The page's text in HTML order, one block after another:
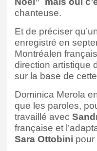
chanteuse.
Et de préciser
enregistré en
Montréalen
direction artistique
sur la base de
Dominica Merola
que les paroles,
travaillé avec
française et
Sara Ottobini pour